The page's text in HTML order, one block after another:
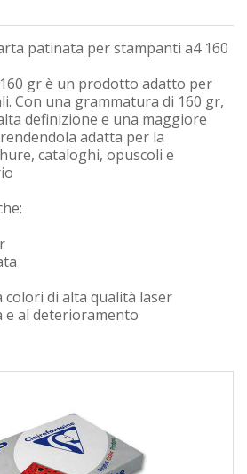
patinata per stampanti a4 160
gr è un prodotto adatto per
Con una grammatura di 160 gr,
definizione e una maggiore
adatta per la
cataloghi, opuscoli e
colori di alta qualità laser
e al deterioramento